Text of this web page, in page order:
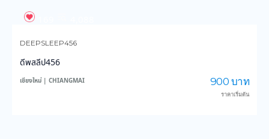
DEEPSLEEP456
ดีพสลีป456
เชียงใหม่ | CHIANGMAI 900 บาท
ราคาเริ่มต้น